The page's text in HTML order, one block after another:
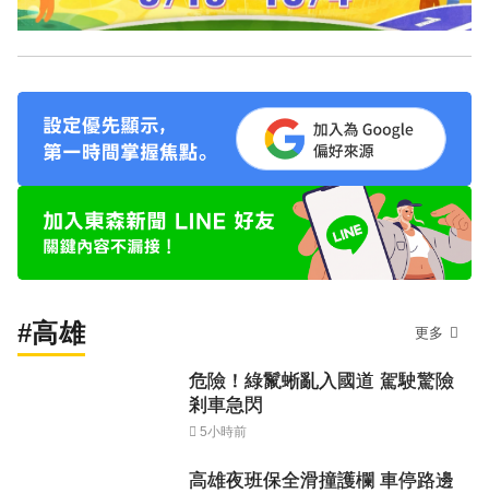
#高雄 更多
危險！綠鬣蜥亂入國道 駕駛驚險
剎車急閃
5小時前
高雄夜班保全滑撞護欄 車停路邊